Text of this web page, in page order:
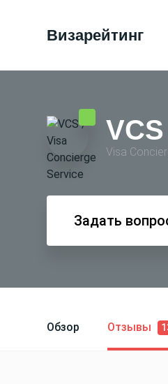
Визарейтинг
VCS
Visa
Задать
Обзор Отзывы